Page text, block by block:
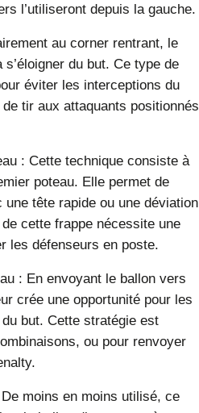
l’utiliseront depuis la gauche.
au corner rentrant, le
du but. Ce type de
éviter les interceptions du
tir aux attaquants positionnés
: Cette technique consiste à
poteau. Elle permet de
tête rapide ou une déviation
cette frappe nécessite une
les défenseurs en poste.
: En envoyant le ballon vers
crée une opportunité pour les
but. Cette stratégie est
ou pour renvoyer
De moins en moins utilisé, ce